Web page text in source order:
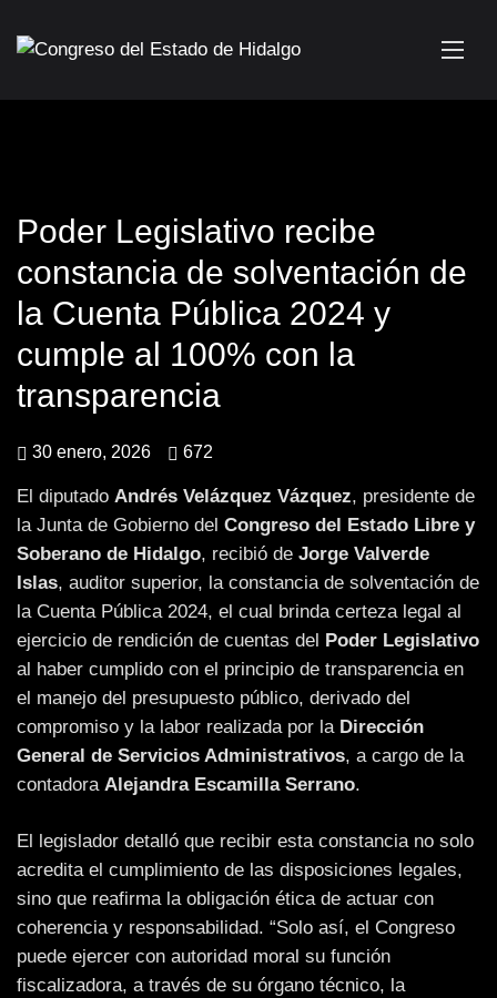
Poder Legislativo recibe
constancia de solventación de
la Cuenta Pública 2024 y
cumple al 100% con la
transparencia
30 enero, 2026 672
El diputado Andrés Velázquez Vázquez, presidente de
la Junta de Gobierno del Congreso del Estado Libre y
Soberano de Hidalgo, recibió de Jorge Valverde
Islas, auditor superior, la constancia de solventación de
la Cuenta Pública 2024, el cual brinda certeza legal al
ejercicio de rendición de cuentas del Poder Legislativo
al haber cumplido con el principio de transparencia en
el manejo del presupuesto público, derivado del
compromiso y la labor realizada por la Dirección
General de Servicios Administrativos, a cargo de la
contadora Alejandra Escamilla Serrano.
El legislador detalló que recibir esta constancia no solo
acredita el cumplimiento de las disposiciones legales,
sino que reafirma la obligación ética de actuar con
coherencia y responsabilidad. “Solo así, el Congreso
puede ejercer con autoridad moral su función
fiscalizadora, a través de su órgano técnico, la